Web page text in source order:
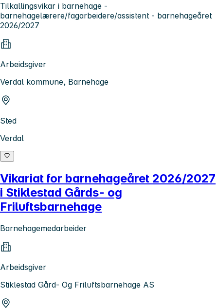
Tilkallingsvikar i barnehage -
barnehagelærere/fagarbeidere/assistent - barnehageåret
2026/2027
Arbeidsgiver
Verdal kommune, Barnehage
Sted
Verdal
Vikariat for barnehageåret 2026/2027
i Stiklestad Gårds- og
Friluftsbarnehage
Barnehagemedarbeider
Arbeidsgiver
Stiklestad Gård- Og Friluftsbarnehage AS